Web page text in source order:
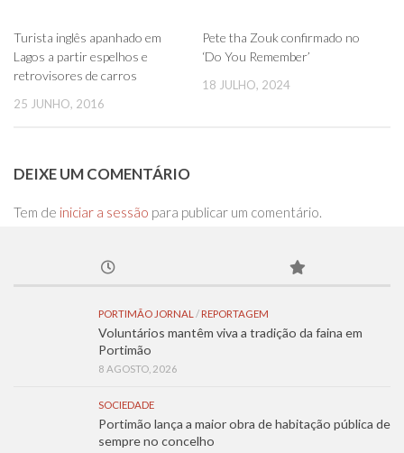
Turista inglês apanhado em
Lagos a partir espelhos e
retrovisores de carros
25 JUNHO, 2016
Pete tha Zouk confirmado no
‘Do You Remember’
18 JULHO, 2024
DEIXE UM COMENTÁRIO
Tem de iniciar a sessão para publicar um comentário.
PORTIMÃO JORNAL / REPORTAGEM
Voluntários mantêm viva a tradição da faina em
Portimão
8 AGOSTO, 2026
SOCIEDADE
Portimão lança a maior obra de habitação pública de
sempre no concelho